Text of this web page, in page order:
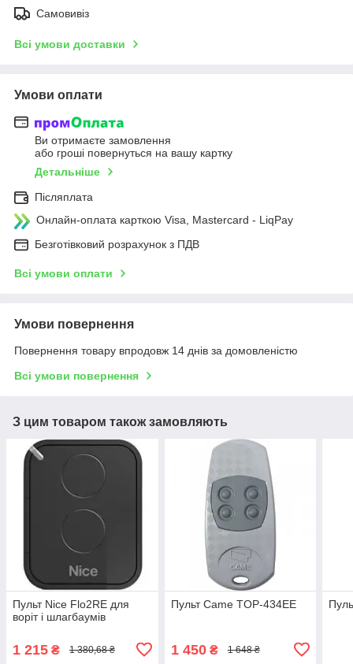
Самовивіз
Всі умови доставки
Умови оплати
Ви отримаєте замовлення
або гроші повернуться на вашу картку
Детальніше
Післяплата
Онлайн-оплата карткою Visa, Mastercard - LiqPay
Безготівковий розрахунок з ПДВ
Всі умови оплати
Умови повернення
Повернення товару впродовж 14 днів за домовленістю
Всі умови повернення
З цим товаром також замовляють
Пульт Nice Flo2RE для
воріт і шлагбаумів
1 215 ₴ 1 380,68 ₴
Пульт Came TOP-434EE
1 450₴ 1 648 ₴